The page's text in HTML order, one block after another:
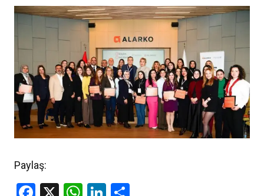
Paylaş: